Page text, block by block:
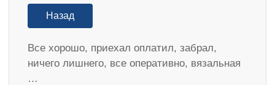
Назад
Все хорошо, приехал оплатил, забрал,
ничего лишнего, все оперативно, вязальная
…